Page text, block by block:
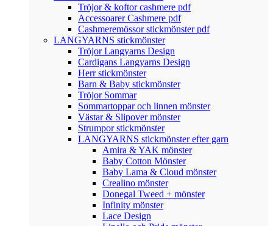
Tröjor & koftor cashmere pdf
Accessoarer Cashmere pdf
Cashmeremössor stickmönster pdf
LANGYARNS stickmönster
Tröjor Langyarns Design
Cardigans Langyarns Design
Herr stickmönster
Barn & Baby stickmönster
Tröjor Sommar
Sommartoppar och linnen mönster
Västar & Slipover mönster
Strumpor stickmönster
LANGYARNS stickmönster efter garn
Amira & YAK mönster
Baby Cotton Mönster
Baby Lama & Cloud mönster
Crealino mönster
Donegal Tweed + mönster
Infinity mönster
Lace Design